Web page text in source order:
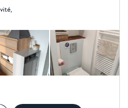
satisfait. N'hésitez pas à